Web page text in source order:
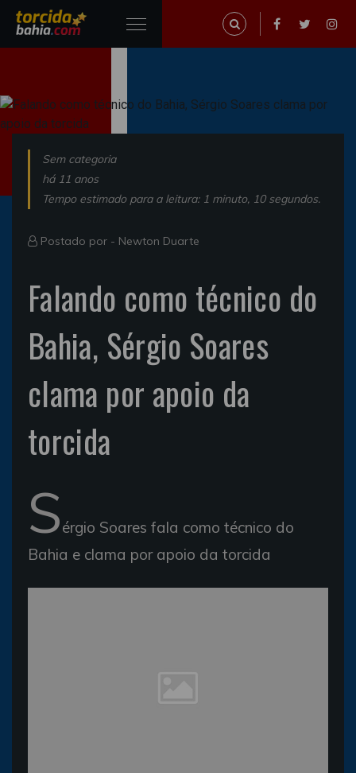
Sem categoria
há 11 anos
Tempo estimado para a leitura: 1 minuto, 10 segundos.
Postado por - Newton Duarte
Falando como técnico do
Bahia, Sérgio Soares
clama por apoio da
torcida
Sérgio Soares fala como técnico do
Bahia e clama por apoio da torcida